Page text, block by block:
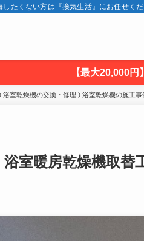
たくない方は『換気生活』にお任せ
【最大20,000
浴室乾燥機の交換・修理 浴室乾燥機の施工事
室暖房乾燥機取替